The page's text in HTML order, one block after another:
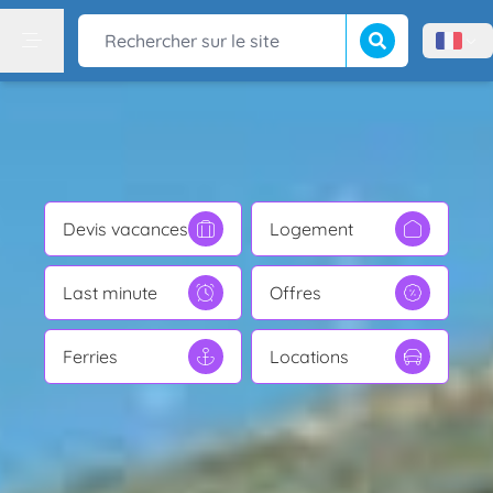
Rechercher sur le site Lancer la Menù
Devis vacances Logement
Last minute Offres
Ferries Locations